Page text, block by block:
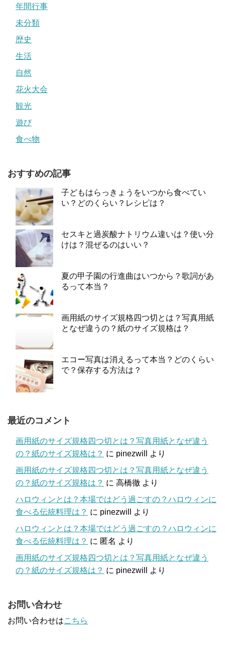
年間行事
未分類
歴史
生活
自然
花火大会
観光
遊び
食べ物
おすすめの記事
子どもはらっきょうをいつから食べてい
い？どのくらい？レシピは？
セスキと過炭酸ナトリウム違いは？使い分
けは？混ぜるのはいい？
夏の甲子園の行進曲はいつから？歌詞があ
るって本当？
画用紙のサイズ規格四つ切とは？写真用紙
となぜ違うの？紙のサイズ規格は？
エコー写真は消えるって本当？どのくらい
で？保存する方法は？
最近のコメント
画用紙のサイズ規格四つ切とは？写真用紙となぜ違う
の？紙のサイズ規格は？ に pinezwill
より
画用紙のサイズ規格四つ切とは？写真用紙となぜ違う
の？紙のサイズ規格は？ に 高橋徹 より
ハロウィンとは？本場ではどう過ごすの？ハロウィンに
食べる伝統料理は？ に pinezwill
より
ハロウィンとは？本場ではどう過ごすの？ハロウィンに
食べる伝統料理は？ に 匿名 より
画用紙のサイズ規格四つ切とは？写真用紙となぜ違う
の？紙のサイズ規格は？ に pinezwill より
お問い合わせ
お問い合わせはこちら